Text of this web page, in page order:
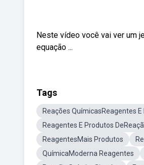
Neste vídeo você vai ver um
equação ...
Tags
Reações QuímicasReagentes
Reagentes E Produtos
ReagentesMais Produtos
QuímicaModerna Reagentes